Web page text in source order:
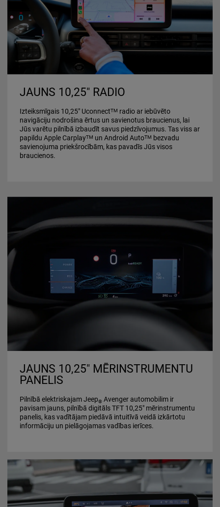
JAUNS 10,25" RADIO
Izteiksmīgais 10,25" UconnectTM radio ar iebūvēto
navigāciju nodrošina ērtus un savienotus braucienus, lai
Jūs varētu pilnībā izbaudīt savus piedzīvojumus. Tas viss ar
papildu Apple CarplayTM un Android AutoTM bezvadu
savienojuma priekšrocībām, kas pavadīs Jūs visos
braucienos.
JAUNS 10,25" MĒRINSTRUMENTU
PANELIS
Pilnībā elektriskajam Jeep® Avenger automobilim ir
pavisam jauns, pilnībā digitāls TFT 10,25" mērinstrumentu
panelis, kas vadītājam piedāvā intuitīvā veidā izkārtotu
informāciju un pielāgojamas vadības ierīces.